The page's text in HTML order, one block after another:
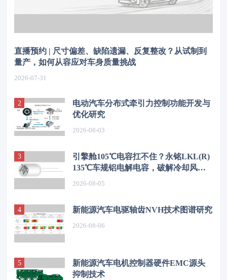
直播预约 | 尺寸偏差、缺陷遗漏、反复整改？从试制到
量产，如何从容应对车身质量挑战
2026-07-31
电动汽车分布式牵引力控制功能开发与
优化研究
2026-08-03
引擎舱105℃电容扛不住？永铭LKL(R)
135℃车规铝电解电容，破解冷却风扇
2026-08-05
新能源汽车电驱轴齿NVH技术图谱研究
2026-08-06
新能源汽车电机控制器硬件EMC源头
抑制技术